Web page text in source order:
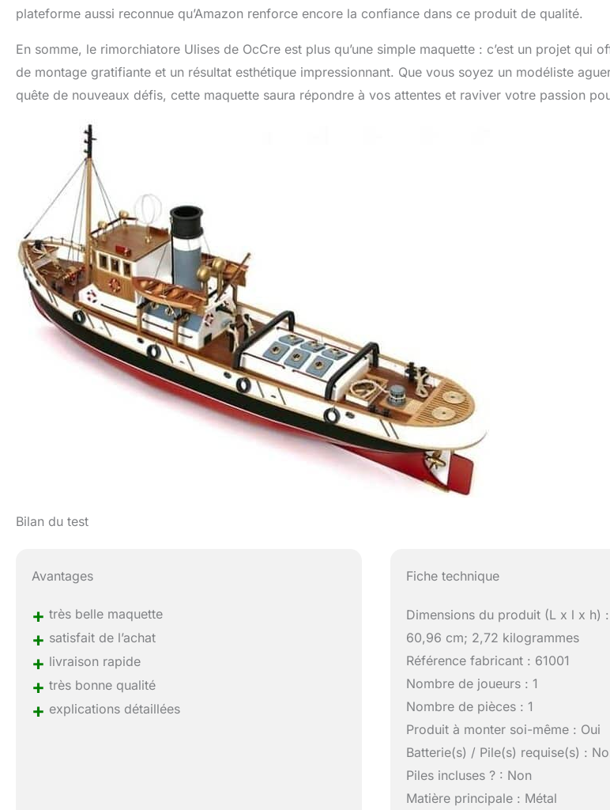
plateforme aussi reconnue qu’Amazon renforce encore la confiance dans ce produit de qualité.
En somme, le rimorchiatore Ulises de OcCre est plus qu’une simple maquette : c’est un projet qui
de montage gratifiante et un résultat esthétique impressionnant. Que vous soyez un modéliste
quête de nouveaux défis, cette maquette saura répondre à vos attentes et raviver votre passion
Bilan du test
Avantages
+ très belle maquette
+ satisfait de l’achat
+ livraison rapide
+ très bonne qualité
+ explications détaillées
Fiche technique
Dimensions du produit (L x l x h)
60,96 cm; 2,72 kilogrammes
Référence fabricant : 61001
Nombre de joueurs : 1
Nombre de pièces : 1
Produit à monter soi-même : Oui
Batterie(s) / Pile(s) requise(s) :
Piles incluses ? : Non
Matière principale : Métal